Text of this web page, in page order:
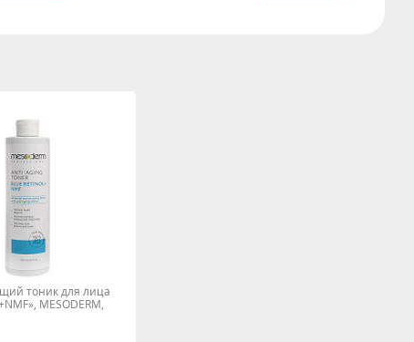
тоник для лица
MESODERM,